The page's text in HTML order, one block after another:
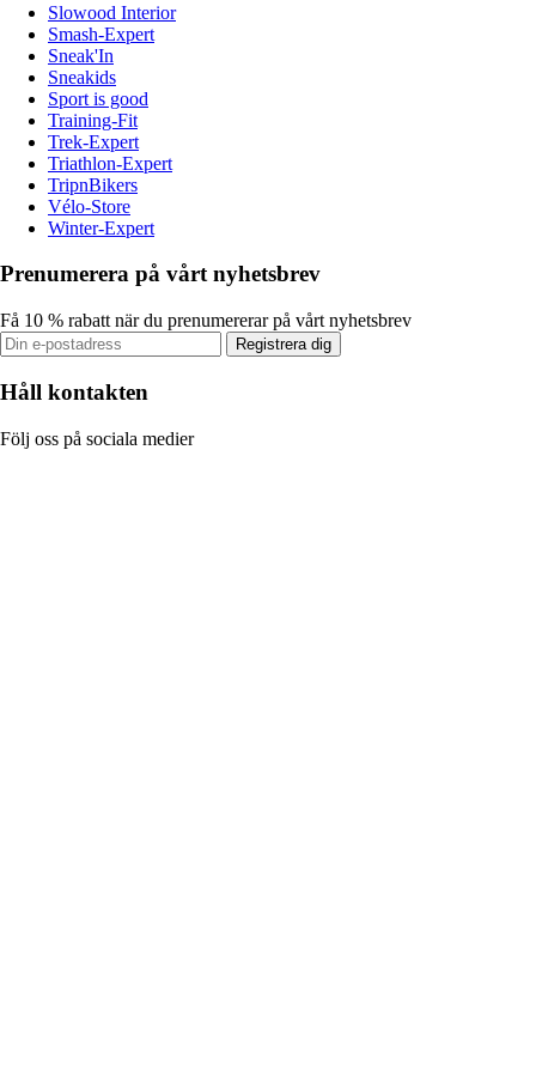
Slowood Interior
Smash-Expert
Sneak'In
Sneakids
Sport is good
Training-Fit
Trek-Expert
Triathlon-Expert
TripnBikers
Vélo-Store
Winter-Expert
Prenumerera på vårt nyhetsbrev
Få 10 % rabatt när du prenumererar på vårt nyhetsbrev
Registrera dig
Håll kontakten
Följ oss på sociala medier